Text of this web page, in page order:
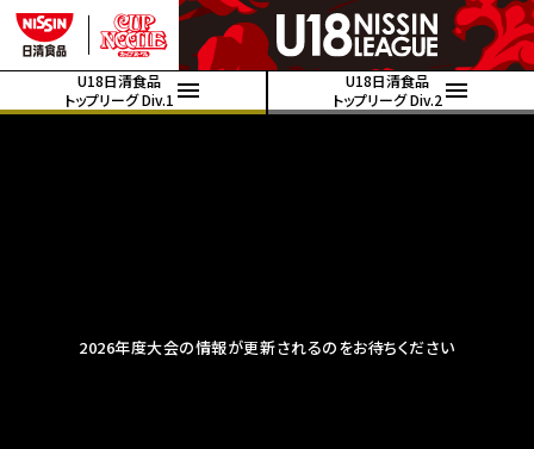
U18日清食品
トップリーグ Div.1
U18日清食品
トップリーグ Div.2
2026年度大会の情報が更新されるのをお待ちください